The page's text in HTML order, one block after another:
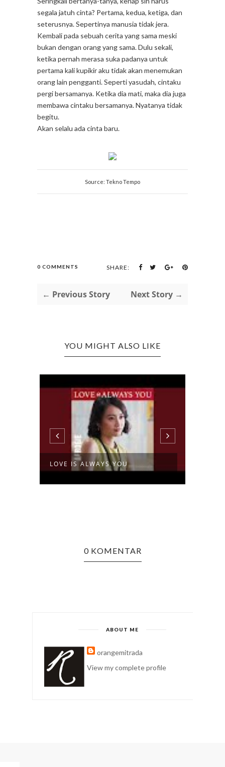
segala jatuh cinta? Pertama, kedua, ketiga, dan
seterusnya. Sepertinya manusia tidak jera.
Kembali pada sebuah cerita yang sama meski
bukan dengan orang yang sama. Dulu sekali,
ketika pernah merasa suka padanya untuk
pertama kali kupikir aku tidak akan menemukan
orang lain pengganti. Seperti yasudah, cintaku
pergi bersamanya. Ketika dia mati, maka dia juga
membawa cintaku bersamanya. Nyatanya tidak
begitu.
Akan selalu ada cinta baru.
Source: Tekno Tempo
0 COMMENTS SHARE:
← Previous Story Next Story →
YOU MIGHT ALSO LIKE
LOVE IS ALWAYS YOU
0 KOMENTAR
ABOUT ME
orangemitrada
View my complete profile